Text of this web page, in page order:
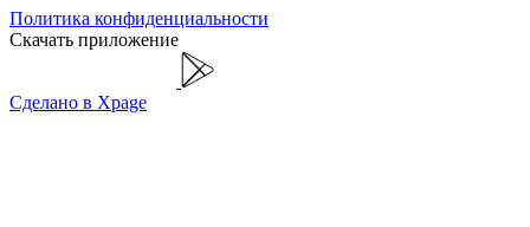
Политика конфиденциальности
Скачать приложение
Сделано в Xpage